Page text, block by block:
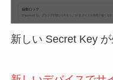
新しい Secret Key が